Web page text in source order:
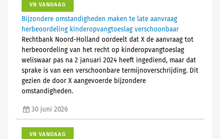
VN VANDAAG
Bijzondere omstandigheden maken te late aanvraag
herbeoordeling kinderopvangtoeslag verschoonbaar
Rechtbank Noord-Holland oordeelt dat X de aanvraag tot
herbeoordeling van het recht op kinderopvangtoeslag
weliswaar pas na 2 januari 2024 heeft ingediend, maar dat
sprake is van een verschoonbare termijnoverschrijding. Dit
gezien de door X aangevoerde bijzondere
omstandigheden.
30 juni 2026
VN VANDAAG